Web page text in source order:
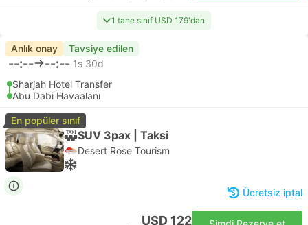
1 tane sınıf USD 179'dan
Anlık onay Tavsiye edilen
--:-- --:-- 1s 30d
Sharjah Hotel Transfer
Abu Dabi Havaalanı
En popüler sınıf
SUV 3pax | Taksi
Desert Rose Tourism
Ücretsiz iptal
USD 122